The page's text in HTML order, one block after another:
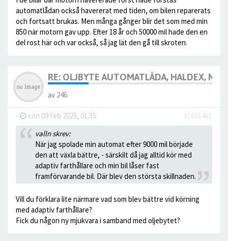
automatlådan också havererat med tiden, om bilen reparerats
och fortsatt brukas. Men många gånger blir det som med min
850 när motorn gav upp. Efter 18 år och 50000 mil hade den en
del rost här och var också, så jag lät den gå till skroten.
RE: OLJBYTE AUTOMATLÅDA, HALDEX, MM
av 246
- sön 09 feb 2025, 01:35
#1601491
valln skrev:
När jag spolade min automat efter 9000 mil började
den att växla bättre, - särskilt då jag alltid kör med
adaptiv farthållare och min bil låser fast
framförvarande bil. Där blev den största skillnaden.
Vill du förklara lite närmare vad som blev bättre vid körning
med adaptiv farthållare?
Fick du någon ny mjukvara i samband med oljebytet?